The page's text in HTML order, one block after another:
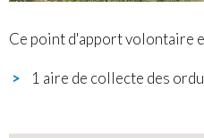
Ce point d'apport volontaire
1 aire de collecte des